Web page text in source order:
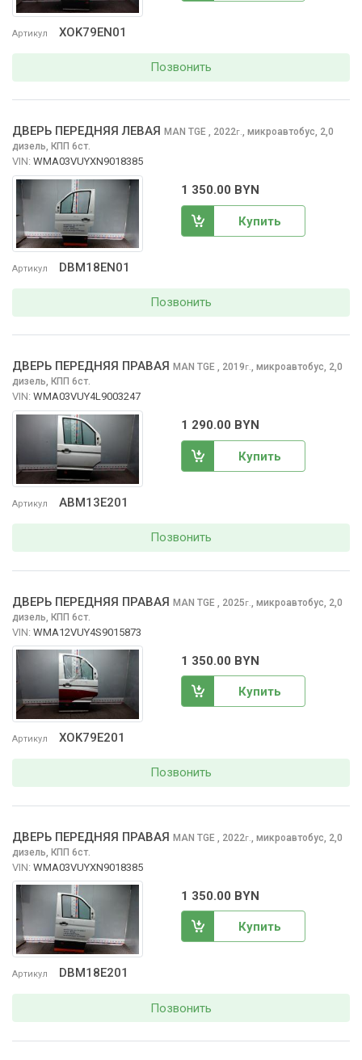
Артикул XOK79EN01
Позвонить
Артикул DBM18EN01
ДВЕРЬ ПЕРЕДНЯЯ ЛЕВАЯ MAN TGE , 2022г., микроавтобус, 2,0
дизель, КПП 6ст.
VIN: WMA03VUYXN9018385
1 350.00 BYN
Купить
Позвонить
Артикул ABM13E201
ДВЕРЬ ПЕРЕДНЯЯ ПРАВАЯ MAN TGE , 2019г., микроавтобус, 2,0
дизель, КПП 6ст.
VIN: WMA03VUY4L9003247
1 290.00 BYN
Купить
Позвонить
Артикул XOK79E201
ДВЕРЬ ПЕРЕДНЯЯ ПРАВАЯ MAN TGE , 2025г.
микроавтобус, 2,0
дизель, КПП 6ст.
VIN: WMA12VUY4S9015873
1 350.00 BYN
Купить
Позвонить
Артикул DBM18E201
ДВЕРЬ ПЕРЕДНЯЯ ПРАВАЯ MAN TGE , 2022г.
микроавтобус, 2,0
дизель, КПП 6ст.
VIN: WMA03VUYXN9018385
1 350.00 BYN
Купить
Позвонить